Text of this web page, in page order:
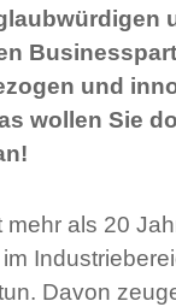
und
wollen Sie
mehr als 20
Davon